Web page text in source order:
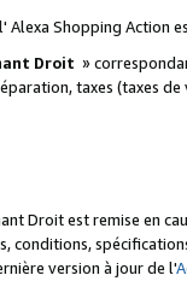
Shopping Action
Droit »
taxes (taxes
Droit est remise en
conditions,
version à jour de l'